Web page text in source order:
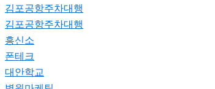
김포공항주차대행
김포공항주차대행
흥신소
폰테크
대안학교